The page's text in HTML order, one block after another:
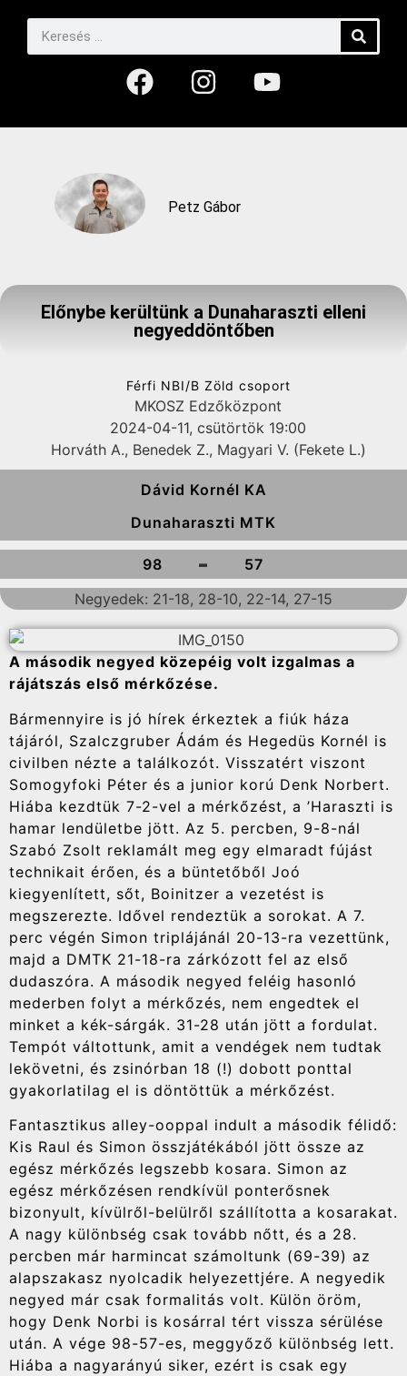
Petz Gábor
Előnybe kerültünk a Dunaharaszti elleni
negyeddöntőben
Férfi NBI/B Zöld csoport
MKOSZ Edzőközpont
2024-04-11, csütörtök 19:00
Horváth A., Benedek Z., Magyari V. (Fekete L.)
Dávid Kornél KA
Dunaharaszti MTK
98 -
57
Negyedek: 21-18, 28-10, 22-14, 27-15
A második negyed közepéig volt izgalmas a
rájátszás első mérkőzése.
Bármennyire is jó hírek érkeztek a fiúk háza
tájáról, Szalczgruber Ádám és Hegedüs Kornél is
civilben nézte a találkozót. Visszatért viszont
Somogyfoki Péter és a junior korú Denk Norbert.
Hiába kezdtük 7-2-vel a mérkőzést, a ’Haraszti is
hamar lendületbe jött. Az 5. percben, 9-8-nál
Szabó Zsolt reklamált meg egy elmaradt fújást
technikait érően, és a büntetőből Joó
kiegyenlített, sőt, Boinitzer a vezetést is
megszerezte. Idővel rendeztük a sorokat. A 7.
perc végén Simon triplájánál 20-13-ra vezettünk,
majd a DMTK 21-18-ra zárkózott fel az első
dudaszóra. A második negyed feléig hasonló
mederben folyt a mérkőzés, nem engedtek el
minket a kék-sárgák. 31-28 után jött a fordulat.
Tempót váltottunk, amit a vendégek nem tudtak
lekövetni, és zsinórban 18 (!) dobott ponttal
gyakorlatilag el is döntöttük a mérkőzést.
Fantasztikus alley-ooppal indult a második félidő:
Kis Raul és Simon összjátékából jött össze az
egész mérkőzés legszebb kosara. Simon az
egész mérkőzésen rendkívül ponterősnek
bizonyult, kívülről-belülről szállította a kosarakat.
A nagy különbség csak tovább nőtt, és a 28.
percben már harmincat számoltunk (69-39) az
alapszakasz nyolcadik helyezettjére. A negyedik
negyed már csak formalitás volt. Külön öröm,
hogy Denk Norbi is kosárral tért vissza sérülése
után. A vége 98-57-es, meggyőző különbség lett.
Hiába a nagyarányú siker, ezért is csak egy